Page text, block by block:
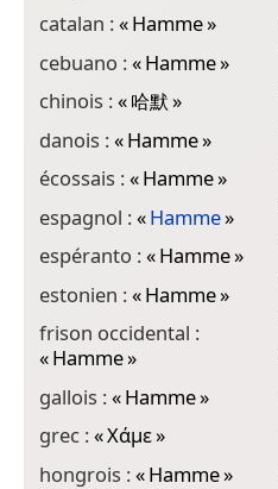
catalan :«Hamme»
cebuano :«Hamme»
chinois :«哈默»
danois :«Hamme»
écossais :«Hamme»
espagnol :«Hamme»
espéranto :«Hamme»
estonien :«Hamme»
frison occidental :
«Hamme»
gallois :«Hamme»
grec :«Χάμε»
hongrois :«Hamme»